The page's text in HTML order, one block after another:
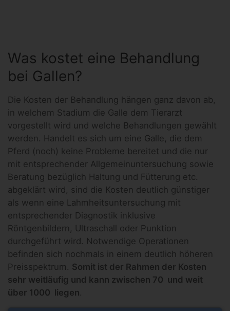
Was kostet eine Behandlung
bei Gallen?
Die Kosten der Behandlung hängen ganz davon ab,
in welchem Stadium die Galle dem Tierarzt
vorgestellt wird und welche Behandlungen gewählt
werden. Handelt es sich um eine Galle, die dem
Pferd (noch) keine Probleme bereitet und die nur
mit entsprechender Allgemeinuntersuchung sowie
Beratung bezüglich Haltung und Fütterung etc.
abgeklärt wird, sind die Kosten deutlich günstiger
als wenn eine Lahmheitsuntersuchung mit
entsprechender Diagnostik inklusive
Röntgenbildern, Ultraschall oder Punktion
durchgeführt wird. Notwendige Operationen
befinden sich nochmals in einem deutlich höheren
Preisspektrum. Somit ist der Rahmen der Kosten
sehr weitläufig und kann zwischen 70 und weit
über 1000 liegen.